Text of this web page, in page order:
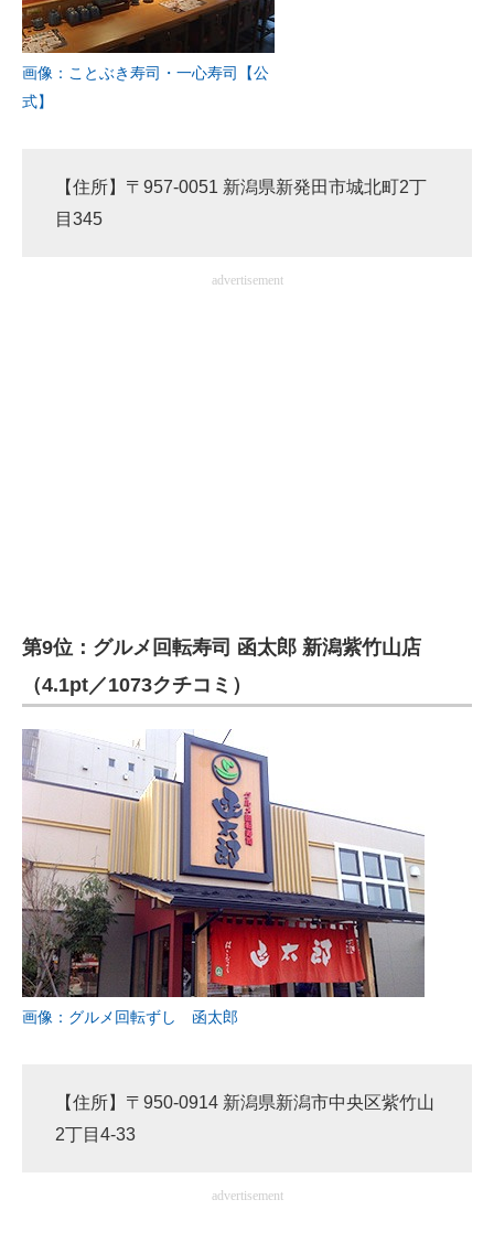
画像：ことぶき寿司・一心寿司【公
式】
【住所】〒957-0051 新潟県新発田市城北町2丁
目345
advertisement
第9位：グルメ回転寿司 函太郎 新潟紫竹山店
（4.1pt／1073クチコミ）
画像：グルメ回転ずし 函太郎
【住所】〒950-0914 新潟県新潟市中央区紫竹山
2丁目4-33
advertisement